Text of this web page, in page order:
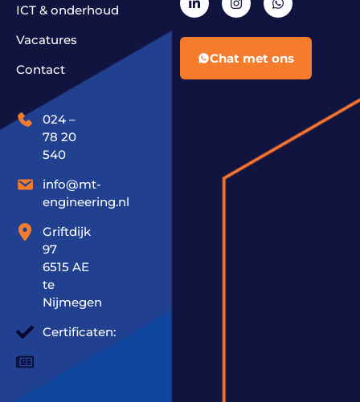
Chat met ons
ICT & onderhoud
Vacatures
Contact
024 –
78 20
540
info@mt-
engineering.nl
Griftdijk
97
6515 AE
te
Nijmegen
Certificaten: